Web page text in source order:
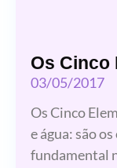
Os Cinco
03/05/2017
Os Cinco
e água: são
fundamental